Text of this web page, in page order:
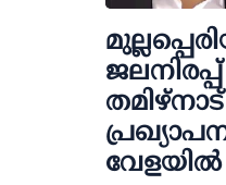
വേളയില്‍